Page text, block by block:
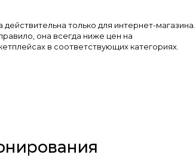
действительна только для интернет-магазина.
она всегда ниже цен на
в соответствующих категориях.